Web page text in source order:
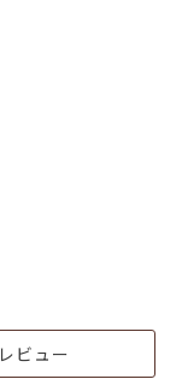
レビュー